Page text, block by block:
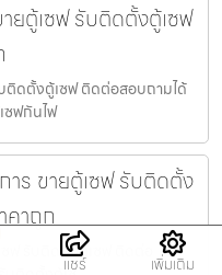
ยตู้เซฟ รับติดตั้งตู้เซฟ
ติดตั้งตู้เซฟ ติดต่อสอบถามได้
ซฟกันไฟ
ร ขายตู้เซฟ รับติดตั้ง
คาถูก
ฟ รับติดตั้งตู้เซฟ ติดต่อ
แชร์ เพิ่มเติม